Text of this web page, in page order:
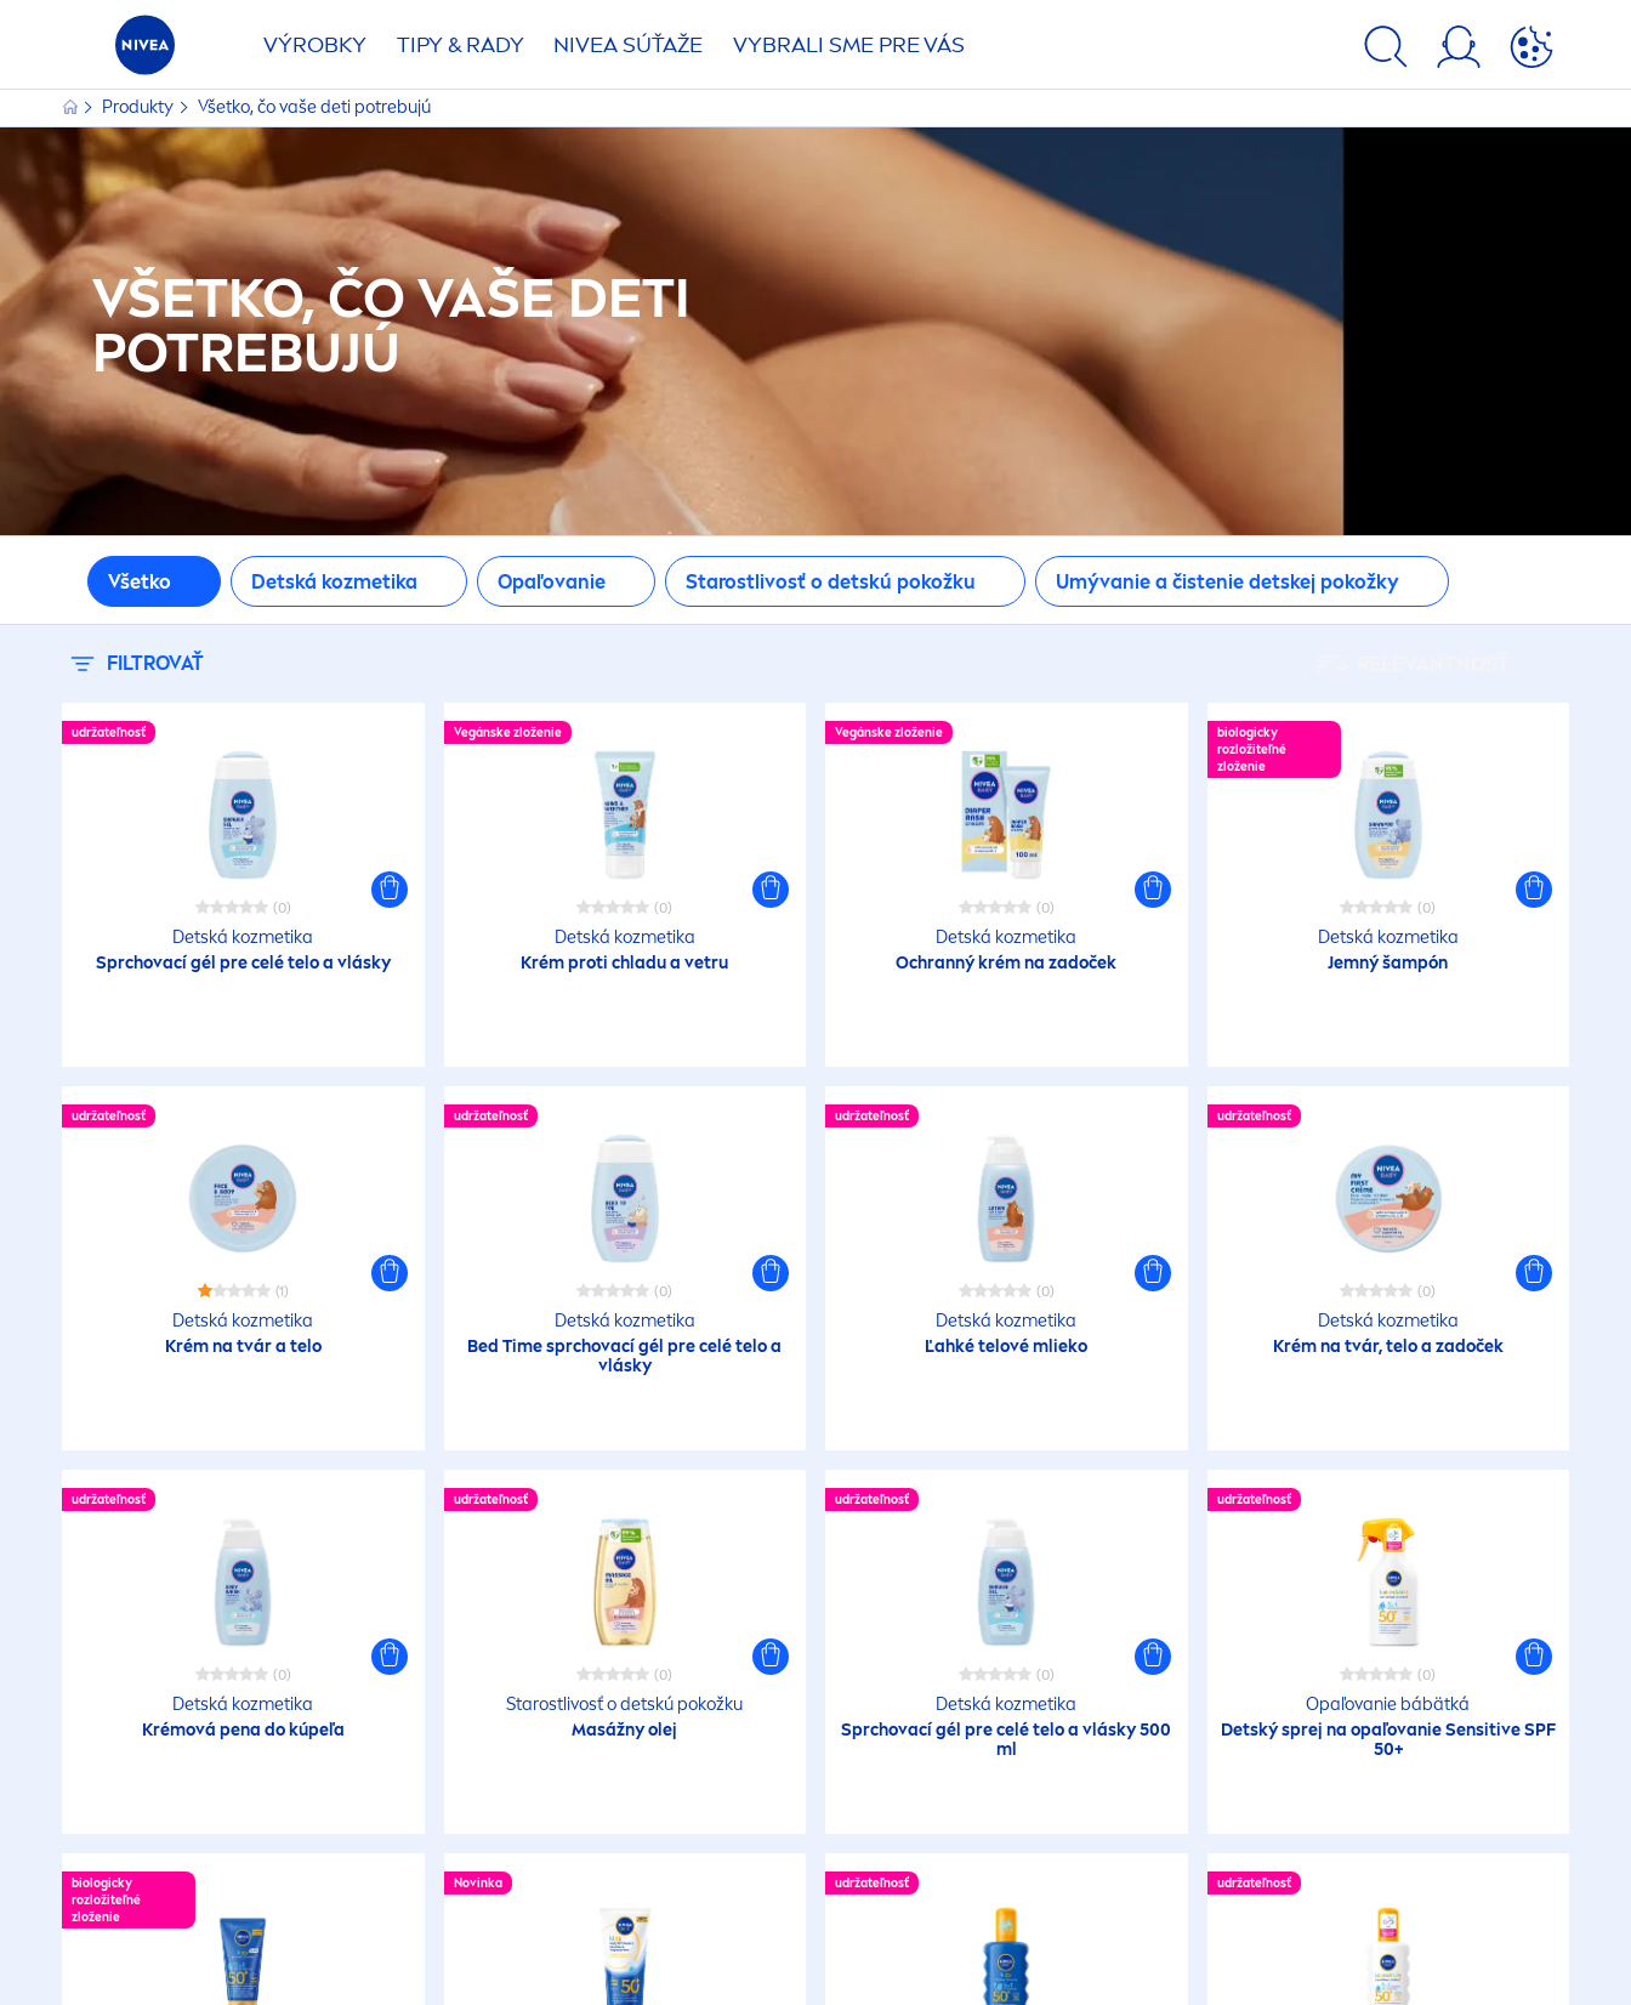
VÝROBKY TIPY & RADY NIVEASÚŤAŽE VYBRALI SME PRE VÁS
Produkty Všetko, čo vaše deti potrebujú
VŠETKO, ČO VAŠE DETI
POTREBUJÚ
Všetko Detská kozmetika Opaľovanie Starostlivosť o detskú pokožku Umývanie a čistenie detskej pokožky
FILTROVAŤ
udržateľnosť
(0)
Detská kozmetika
Sprchovací gél pre celé telo a vlásky
Vegánske zloženie
(0)
Detská kozmetika
Krém proti chladu a vetru
Vegánske zloženie
(0)
Detská kozmetika
Ochranný krém na zadoček
biologicky
rozložiteľné
zloženie
(0)
Detská kozmetika
Jemný šampón
udržateľnosť
(1)
Detská kozmetika
Krém na tvár a telo
udržateľnosť
(0)
Detská kozmetika
Bed Time sprchovací gél pre celé telo a
vlásky
udržateľnosť
(0)
Detská kozmetika
Ľahké telové mlieko
udržateľnosť
(0)
Detská kozmetika
Krém na tvár, telo a zadoček
udržateľnosť
(0)
Detská kozmetika
Krémová pena do kúpeľa
udržateľnosť
(0)
Starostlivosť o detskú pokožku
Masážny olej
udržateľnosť
(0)
Detská kozmetika
Sprchovací gél pre celé telo a vlásky 500
ml
udržateľnosť
(0)
Opaľovanie bábätká
Detský sprej na opaľovanieSensitiveSPF
50+
biologicky
rozložiteľné
zloženie
Novinka udržateľnosť udržateľnosť